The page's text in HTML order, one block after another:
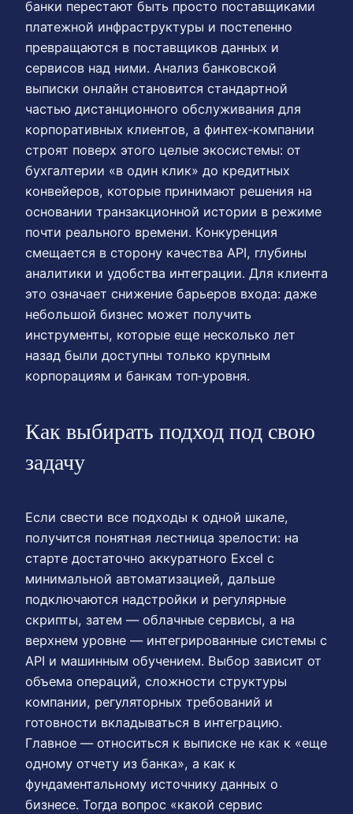
банки перестают быть просто поставщиками
платежной инфраструктуры и постепенно
превращаются в поставщиков данных и
сервисов над ними. Анализ банковской
выписки онлайн становится стандартной
частью дистанционного обслуживания для
корпоративных клиентов, а финтех‑компании
строят поверх этого целые экосистемы: от
бухгалтерии «в один клик» до кредитных
конвейеров, которые принимают решения на
основании транзакционной истории в режиме
почти реального времени. Конкуренция
смещается в сторону качества API, глубины
аналитики и удобства интеграции. Для клиента
это означает снижение барьеров входа: даже
небольшой бизнес может получить
инструменты, которые еще несколько лет
назад были доступны только крупным
корпорациям и банкам топ‑уровня.
Как выбирать подход под свою
задачу
Если свести все подходы к одной шкале,
получится понятная лестница зрелости: на
старте достаточно аккуратного Excel с
минимальной автоматизацией, дальше
подключаются надстройки и регулярные
скрипты, затем — облачные сервисы, а на
верхнем уровне — интегрированные системы с
API и машинным обучением. Выбор зависит от
объема операций, сложности структуры
компании, регуляторных требований и
готовности вкладываться в интеграцию.
Главное — относиться к выписке не как к «еще
одному отчету из банка», а как к
фундаментальному источнику данных о
бизнесе. Тогда вопрос «какой сервис